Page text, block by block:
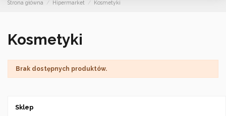
Strona główna Hipermarket Kosmetyki
Kosmetyki
Brak dostępnych produktów.
Sklep